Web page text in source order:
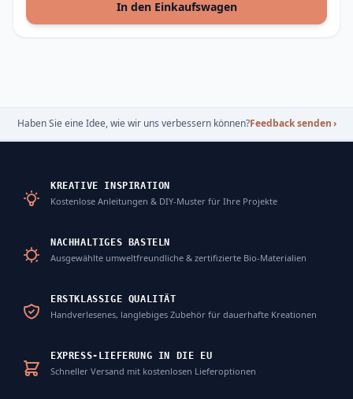
In den Einkaufswagen
Haben Sie eine Idee, wie wir uns verbessern können?Feedback senden›
KREATIVE INSPIRATION
Kostenlose Anleitungen & DIY-Muster für Ihre Projekte
NACHHALTIGES BASTELN
Ausgewählte umweltfreundliche & zertifizierte Bio-Materialien
ERSTKLASSIGE QUALITÄT
Handverlesenes, langlebiges Zubehör für dauerhafte Kreationen
EXPRESS-LIEFERUNG IN DIE EU
Schneller Versand mit kostenlosen Lieferoptionen